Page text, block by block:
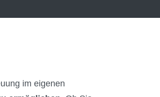
im eigenen